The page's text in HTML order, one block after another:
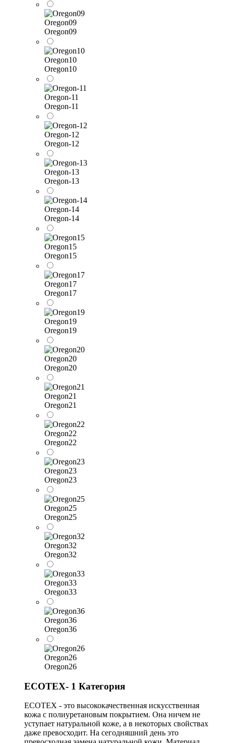
Oregon09
Oregon09
Oregon10
Oregon10
Oregon-11
Oregon-11
Oregon-12
Oregon-12
Oregon-13
Oregon-13
Oregon-14
Oregon-14
Oregon15
Oregon15
Oregon17
Oregon17
Oregon19
Oregon19
Oregon20
Oregon20
Oregon21
Oregon21
Oregon22
Oregon22
Oregon23
Oregon23
Oregon25
Oregon25
Oregon32
Oregon32
Oregon33
Oregon33
Oregon36
Oregon36
Oregon26
Oregon26
ECOTEX- 1 Категория
ECOTEX - это высококачественная искусственная
кожа с полиуретановым покрытием. Она ничем не
уступает натуральной коже, а в некоторых свойствах
даже превосходит. На сегодняшний день это